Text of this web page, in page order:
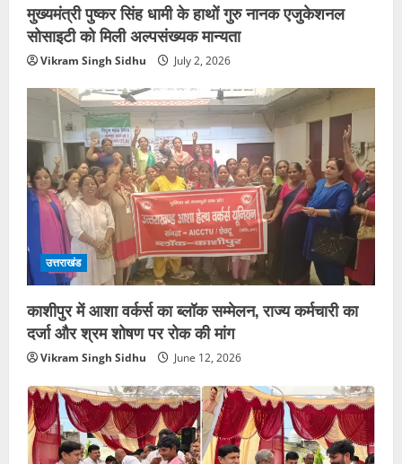
मुख्यमंत्री पुष्कर सिंह धामी के हाथों गुरु नानक एजुकेशनल
सोसाइटी को मिली अल्पसंख्यक मान्यता
Vikram Singh Sidhu July 2, 2026
उत्तराखंड
काशीपुर में आशा वर्कर्स का ब्लॉक सम्मेलन, राज्य कर्मचारी का
दर्जा और श्रम शोषण पर रोक की मांग
Vikram Singh Sidhu June 12, 2026